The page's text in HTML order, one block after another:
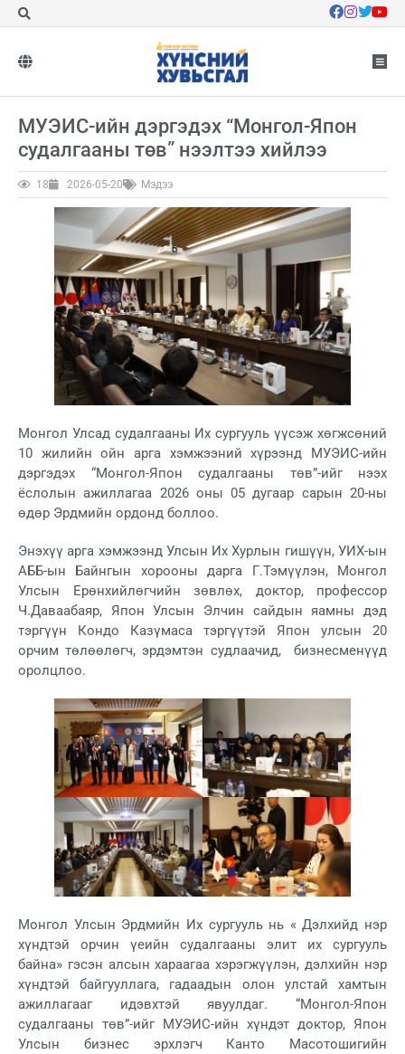
МУЭИС-ийн дэргэдэх “Монгол-Япон
судалгааны төв” нээлтээ хийлээ
18 2026-05-20 Мэдээ
Монгол Улсад судалгааны Их сургууль үүсэж хөгжсөний
10 жилийн ойн арга хэмжээний хүрээнд МУЭИС-ийн
дэргэдэх “Монгол-Япон судалгааны төв”-ийг нээх
ёслолын ажиллагаа 2026 оны 05 дугаар сарын 20-ны
өдөр Эрдмийн ордонд боллоо.
Энэхүү арга хэмжээнд Улсын Их Хурлын гишүүн, УИХ-ын
АББ-ын Байнгын хорооны дарга Г.Тэмүүлэн, Монгол
Улсын Ерөнхийлөгчийн зөвлөх, доктор, профессор
Ч.Даваабаяр, Япон Улсын Элчин сайдын яамны дэд
тэргүүн Кондо Казүмаса тэргүүтэй Япон улсын 20
орчим төлөөлөгч, эрдэмтэн судлаачид, бизнесменүүд
оролцлоо.
Монгол Улсын Эрдмийн Их сургууль нь « Дэлхийд нэр
хүндтэй орчин үеийн судалгааны элит их сургууль
байна» гэсэн алсын хараагаа хэрэгжүүлэн, дэлхийн нэр
хүндтэй байгууллага, гадаадын олон улстай хамтын
ажиллагааг идэвхтэй явуулдаг. “Монгол-Япон
судалгааны төв”-ийг МУЭИС-ийн хүндэт доктор, Япон
Улсын бизнес эрхлэгч Канто Масотошигийн